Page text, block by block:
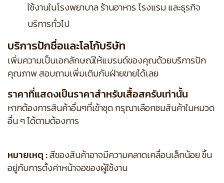
ใช้งานในโรงพยาบาล ร้านอาหาร โรงแรม และธุรกิจ
บริการทั่วไป
บริการปักชื่อและโลโก้บริษัท
เพิ่มความเป็นเอกลักษณ์ให้แบรนด์ของคุณด้วยบริการปัก
คุณภาพ สอบถามเพิ่มเติมกับฝ่ายขายได้เลย
ราคาที่แสดงเป็นราคาสำหรับเสื้อสครับเท่านั้น
หากต้องการสินค้าอื่นๆที่เข้าชุด กรุณาเลือกชมสินค้าในหมวด
อื่น ๆ ได้ตามต้องการ
หมายเหตุ :สีของสินค้าอาจมีความคลาดเคลื่อนเล็กน้อย ขึ้น
อยู่กับการตั้งค่าหน้าจอของผู้ใช้งาน